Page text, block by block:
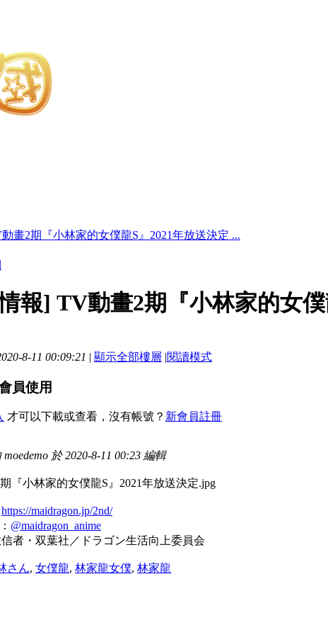
畫2期『小林家的女僕龍S』2021年放送決定 ...
報] TV動畫2期『小林家的女
8-11 00:09:21 | 顯示全部樓層 |閱讀模式
員使用
才可以下載或查看，沒有帳號？ 新會員註冊
於 2020-8-11 00:23 編輯
https://maidragon.jp/2nd/
@maidragon_anime
者・双葉社／ドラゴン生活向上委員会
さん, 女僕龍, 林家龍女僕, 林家龍